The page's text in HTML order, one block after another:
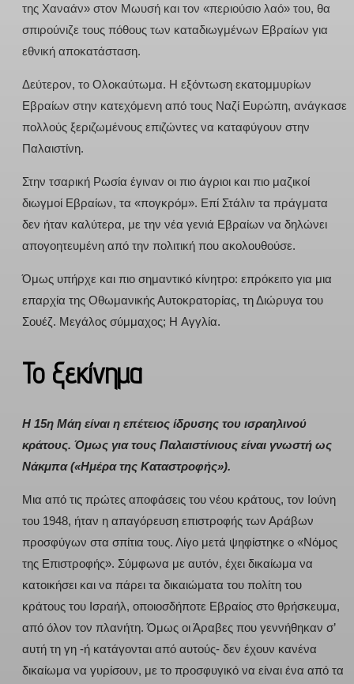
της Χαναάν» στον Μωυσή και τον «περιούσιο λαό» του, θα
σπιρούνιζε τους πόθους των καταδιωγμένων Εβραίων για
εθνική αποκατάσταση.
Δεύτερον, το Ολοκαύτωμα. Η εξόντωση εκατομμυρίων
Εβραίων στην κατεχόμενη από τους Ναζί Ευρώπη, ανάγκασε
πολλούς ξεριζωμένους επιζώντες να καταφύγουν στην
Παλαιστίνη.
Στην τσαρική Ρωσία έγιναν οι πιο άγριοι και πιο μαζικοί
διωγμοί Εβραίων, τα «πογκρόμ». Επί Στάλιν τα πράγματα
δεν ήταν καλύτερα, με την νέα γενιά Εβραίων να δηλώνει
απογοητευμένη από την πολιτική που ακολουθούσε.
Όμως υπήρχε και πιο σημαντικό κίνητρο: επρόκειτο για μια
επαρχία της Οθωμανικής Αυτοκρατορίας, τη Διώρυγα του
Σουέζ. Μεγάλος σύμμαχος; H Αγγλία.
Το ξεκίνημα
Η 15η Μάη είναι η επέτειος ίδρυσης του ισραηλινού
κράτους. Όμως για τους Παλαιστίνιους είναι γνωστή ως
Νάκμπα («Ημέρα της Καταστροφής»).
Μια από τις πρώτες αποφάσεις του νέου κράτους, τον Ιούνη
του 1948, ήταν η απαγόρευση επιστροφής των Αράβων
προσφύγων στα σπίτια τους. Λίγο μετά ψηφίστηκε ο «Νόμος
της Επιστροφής». Σύμφωνα με αυτόν, έχει δικαίωμα να
κατοικήσει και να πάρει τα δικαιώματα του πολίτη του
κράτους του Ισραήλ, οποιοσδήποτε Εβραίος στο θρήσκευμα,
από όλον τον πλανήτη. Όμως οι Άραβες που γεννήθηκαν σ’
αυτή τη γη -ή κατάγονται από αυτούς- δεν έχουν κανένα
δικαίωμα να γυρίσουν, με το προσφυγικό να είναι ένα από τα